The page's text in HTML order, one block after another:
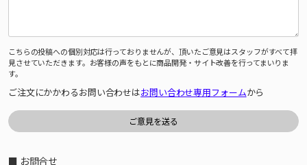
こちらの投稿への個別対応は行っておりませんが、頂いたご意見はスタッフがすべて拝
見させていただきます。お客様の声をもとに商品開発・サイト改善を行ってまいりま
す。
ご注文にかかわるお問い合わせはお問い合わせ専用フォームから
■ お問合せ